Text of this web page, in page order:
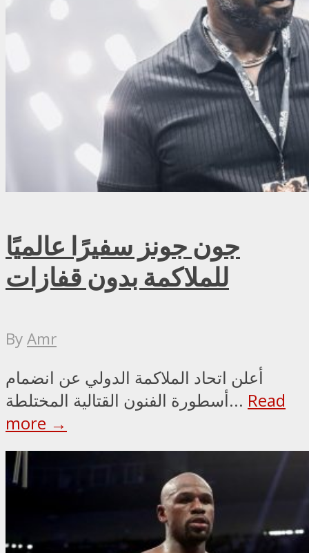
جون جونز سفيرًا عالميًا
للملاكمة بدون قفازات
ByAmr
أعلن اتحاد الملاكمة الدولي عن انضمام
أسطورة الفنون القتالية المختلطة... Read
more →